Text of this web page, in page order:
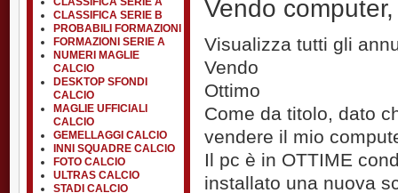
CLASSIFICA SERIE B
PROBABILI FORMAZIONI
FORMAZIONI SERIE A
NUMERI MAGLIE
CALCIO
DESKTOP SFONDI
CALCIO
MAGLIE UFFICIALI
CALCIO
GEMELLAGGI CALCIO
INNI SQUADRE CALCIO
FOTO CALCIO
ULTRAS CALCIO
STADI CALCIO
Vendo
Visualizza tutti gli
Vendo
Ottimo
Come da titolo, dato
vendere il mio
Il pc è in OTTIME
installato una nuova